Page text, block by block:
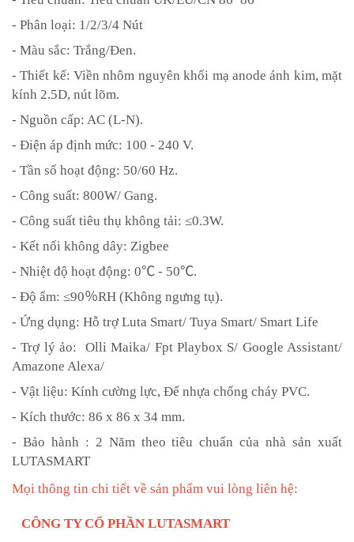
- Phân loại: 1/2/3/4 Nút
- Màu sắc: Trắng/Đen.
- Thiết kế: Viền nhôm nguyên khối mạ anode ánh kim, mặt
kính 2.5D, nút lõm.
- Nguồn cấp: AC (L-N).
- Điện áp định mức: 100 - 240 V.
- Tần số hoạt động: 50/60 Hz.
- Công suất: 800W/ Gang.
- Công suất tiêu thụ không tải: ≤0.3W.
- Kết nối không dây: Zigbee
- Nhiệt độ hoạt động: 0℃ - 50℃.
- Độ ẩm: ≤90％RH (Không ngưng tụ).
- Ứng dụng: Hỗ trợ Luta Smart/ Tuya Smart/ Smart Life
- Trợ lý ảo: Olli Maika/ Fpt Playbox S/ Google Assistant/
Amazone Alexa/
- Vật liệu: Kính cường lực, Đế nhựa chống cháy PVC.
- Kích thước: 86 x 86 x 34 mm.
- Bảo hành : 2 Năm theo tiêu chuẩn của nhà sản xuất
LUTASMART
Mọi thông tin chi tiết về sản phẩm vui lòng liên hệ:
CÔNG TY CỔ PHẦN LUTASMART